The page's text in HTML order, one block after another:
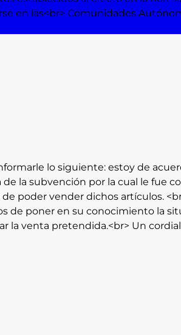
en las<br> Comunidades
lo siguiente: estoy de
la subvención por la cual le fue
poder vender dichos artículos.
poner en su conocimiento la
venta pretendida.<br> Un